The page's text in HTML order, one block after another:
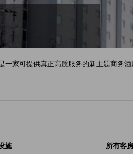
家可提供真正高质服务的新主题商务
施
所有客